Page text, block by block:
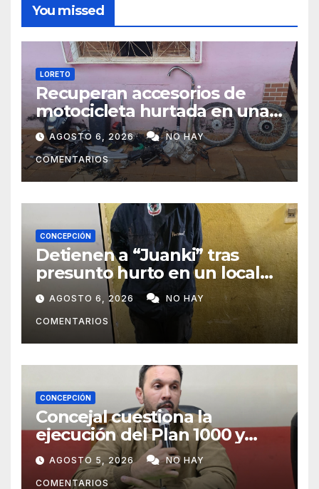
You missed
LORETO
Recuperan accesorios de
motocicleta hurtada en una
zona boscosa de Loreto
AGOSTO 6, 2026 NO HAY
COMENTARIOS
CONCEPCIÓN
Detienen a “Juanki” tras
presunto hurto en un local
comercial
AGOSTO 6, 2026 NO HAY
COMENTARIOS
CONCEPCIÓN
Concejal cuestiona la
ejecución del Plan 1000 y
pide mayor participación del
municipio
AGOSTO 5, 2026 NO HAY
COMENTARIOS